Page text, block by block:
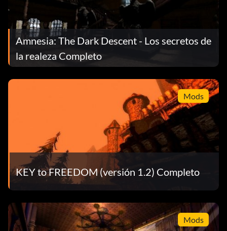
Amnesia: The Dark Descent - Los secretos de
la realeza Completo
Mods
KEY to FREEDOM (versión 1.2) Completo
Mods